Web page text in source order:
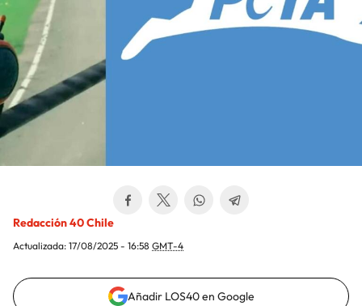
Redacción 40 Chile
Actualizada: 17/08/2025 - 16:58 GMT-4
Añadir LOS40 en Google